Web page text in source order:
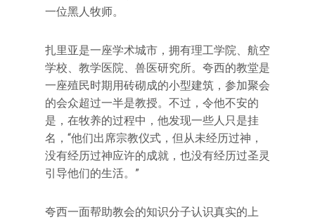
一位黑人牧师。
扎里亚是一座学术城市，拥有理工学院、航空
学校、教学医院、兽医研究所。夸西的教堂是
一座殖民时期用砖砌成的小型建筑，参加聚会
的会众超过一半是教授。不过，令他不安的
是，在牧养的过程中，他发现一些人只是挂
名，“他们出席宗教仪式，但从未经历过神，
没有经历过神应许的成就，也没有经历过圣灵
引导他们的生活。”
夸西一面帮助教会的知识分子认识真实的上